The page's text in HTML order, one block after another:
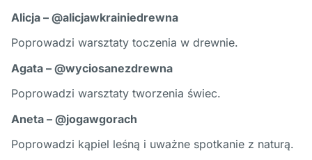
Alicja – @alicjawkrainiedrewna
Poprowadzi warsztaty toczenia w drewnie.
Agata – @wyciosanezdrewna
Poprowadzi warsztaty tworzenia świec.
Aneta – @jogawgorach
Poprowadzi kąpiel leśną i uważne spotkanie z naturą.